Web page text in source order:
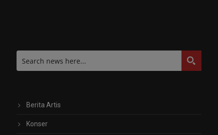
Berita Artis
Konser